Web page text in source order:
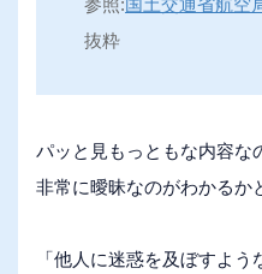
抜粋
パッと見もっともな内容な
非常に曖昧なのがわかるか
「他人に迷惑を及ぼすよ